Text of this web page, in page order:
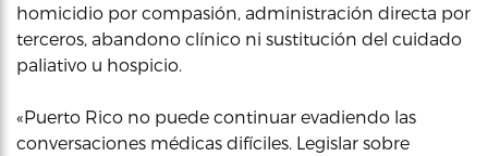
homicidio por compasión, administración directa por
terceros, abandono clínico ni sustitución del cuidado
paliativo u hospicio.
«Puerto Rico no puede continuar evadiendo las
conversaciones médicas difíciles. Legislar sobre